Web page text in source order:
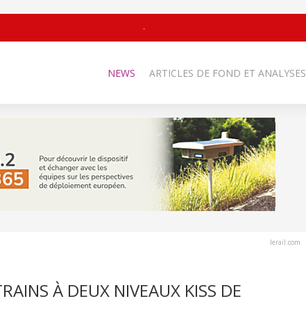
NEWS ARTICLES DE FOND ET ANALYSES
lerail.com
À DEUX NIVEAUX KISS DE